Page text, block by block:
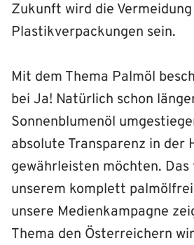
Zukunft wird die
Plastikverpackungen sein.
Mit dem Thema Palmöl
bei Ja! Natürlich schon
Sonnenblumenöl
absolute Transparenz in der
gewährleisten möchten. Das
unserem komplett
unsere Medienkampagne
Thema den Österreichern